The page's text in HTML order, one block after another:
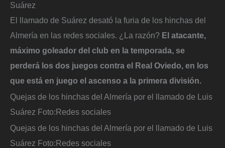
Suárez
El llamado de Suárez desató la furia de los hinchas del
Almería en las redes sociales. ¿La razón? El atacante,
máximo goleador del club en la temporada, se
perderá los dos juegos contra el Real Oviedo, en los
que está en juego el ascenso a la primera división.
Quejas de los hinchas del Almería por el llamado de Luis
Suárez Foto:Redes sociales
Quejas de los hinchas del Almería por el llamado de Luis
Suárez Foto:Redes sociales